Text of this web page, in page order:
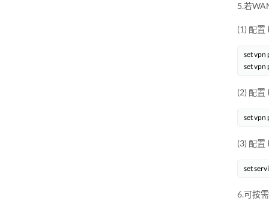
5.若
(1) 配置
set vpn
(2) 配置
(3) 配置
6.可按